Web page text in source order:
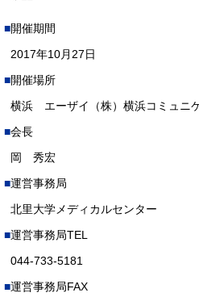
開催期間
2017年10月27日
開催場所
横浜 エーザイ（株）横浜コミュニ
会長
岡 秀宏
運営事務局
北里大学メディカルセンター
運営事務局TEL
044-733-5181
運営事務局FAX